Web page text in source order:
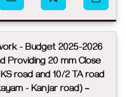
- Budget 2025-2026
Providing 20 mm Close
road and 10/2 TA road
- Kanjar road) –